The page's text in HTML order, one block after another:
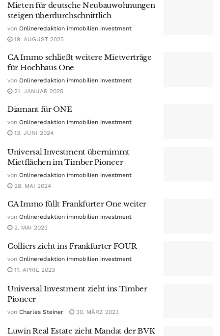
Mieten für deutsche Neubauwohnungen
steigen überdurchschnittlich
von Onlineredaktion immobilien investment
19. AUGUST 2025
CA Immo schließt weitere Mietverträge
für Hochhaus One
von Onlineredaktion immobilien investment
21. JANUAR 2025
Diamant für ONE
von Onlineredaktion immobilien investment
13. JUNI 2024
Universal Investment übernimmt
Mietflächen im Timber Pioneer
von Onlineredaktion immobilien investment
28. MAI 2024
CA Immo füllt Frankfurter One weiter
von Onlineredaktion immobilien investment
2. MAI 2023
Colliers zieht ins Frankfurter FOUR
von Onlineredaktion immobilien investment
11. APRIL 2023
Universal Investment zieht ins Timber
Pioneer
von Charles Steiner 30. MÄRZ 2023
Luwin Real Estate zieht Mandat der BVK